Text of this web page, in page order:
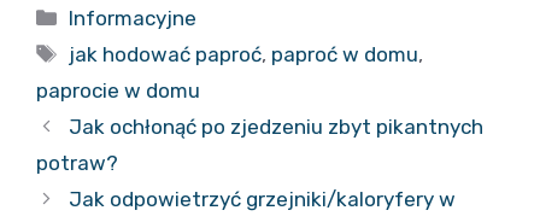
Kategorie
Informacyjne
Tagi
jak hodować paproć, paproć w domu,
paprocie w domu
Jak ochłonąć po zjedzeniu zbyt pikantnych
potraw?
Jak odpowietrzyć grzejniki/kaloryfery w